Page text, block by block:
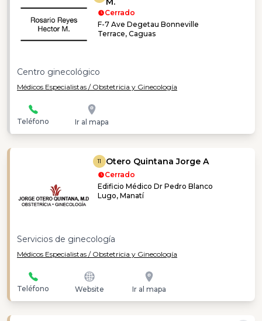
Cerrado
F-7 Ave Degetau Bonneville
Terrace, Caguas
Centro ginecológico
Médicos Especialistas / Obstetricia y Ginecología
Teléfono Ir al mapa
11 Otero Quintana Jorge A
Cerrado
Edificio Médico Dr Pedro Blanco
Lugo, Manatí
Servicios de ginecología
Médicos Especialistas / Obstetricia y Ginecología
Teléfono Website Ir al mapa